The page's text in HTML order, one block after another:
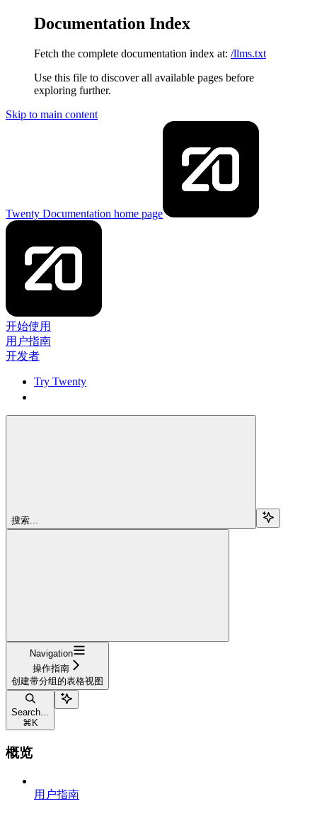
Documentation Index
Fetch the complete documentation index at: /llms.txt
Use this file to discover all available pages before
exploring further.
Skip to main content
Twenty Documentation home page
开始使用
用户指南
开发者
Try Twenty
搜索...
Navigation
操作指南
创建带分组的表格视图
Search...
⌘ K
概览
用户指南